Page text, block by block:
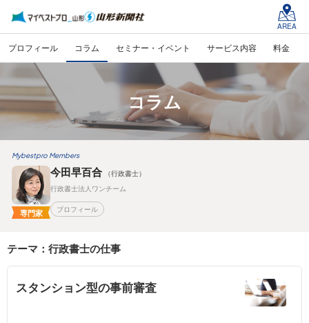
AREA
プロフィール コラム セミナー・イベント サービス内容 料金
コラム
Mybestpro Members
専門家
今田早百合
（行政書士）
行政書士法人ワンチーム
プロフィール
テーマ：行政書士の仕事
スタンション型の事前審査